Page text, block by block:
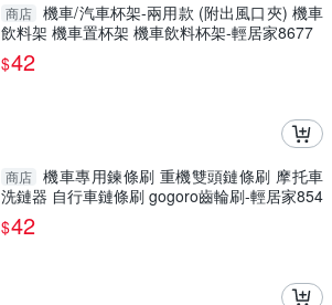
商店 機車/汽車杯架-兩用款 (附出風口夾) 機車
飲料架 機車置杯架 機車飲料杯架-輕居家8677
$42
商店 機車專用鍊條刷 重機雙頭鏈條刷 摩托車
洗鏈器 自行車鏈條刷 gogoro齒輪刷-輕居家854
1
$42